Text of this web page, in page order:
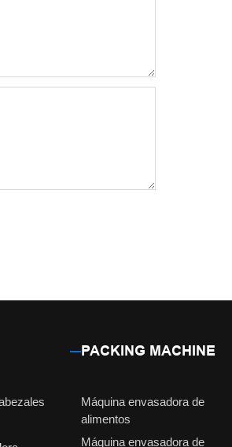
PACKING MACHINE
Máquina envasadora de
alimentos
Máquina envasadora de